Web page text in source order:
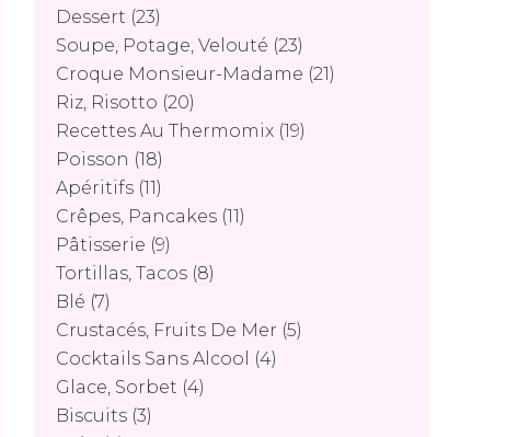
Dessert (23)
Soupe, Potage, Velouté (23)
Croque Monsieur-Madame (21)
Riz, Risotto (20)
Recettes Au Thermomix (19)
Poisson (18)
Apéritifs (11)
Crêpes, Pancakes (11)
Pâtisserie (9)
Tortillas, Tacos (8)
Blé (7)
Crustacés, Fruits De Mer (5)
Cocktails Sans Alcool
(4)
Glace, Sorbet (4)
Biscuits (3)